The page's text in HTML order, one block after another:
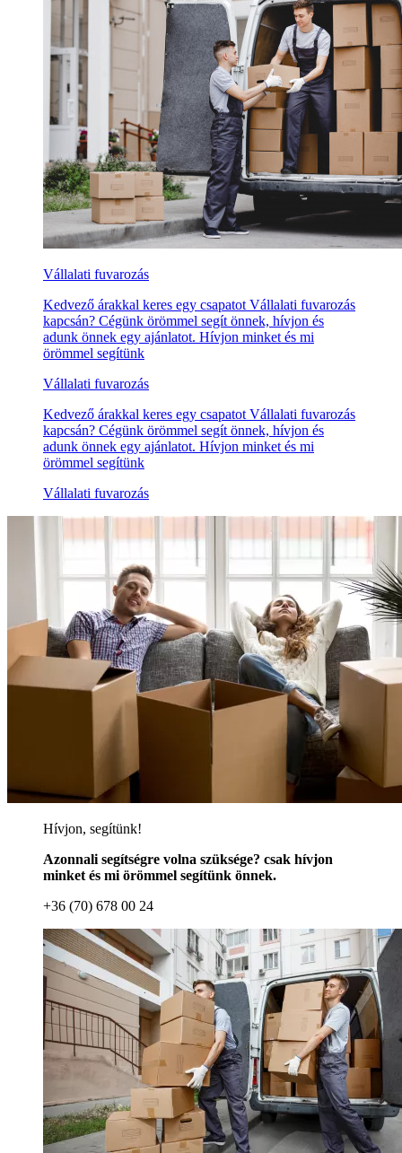
Vállalati fuvarozás
Kedvező árakkal keres egy csapatot Vállalati fuvarozás
kapcsán? Cégünk örömmel segít önnek, hívjon és
adunk önnek egy ajánlatot. Hívjon minket és mi
örömmel segítünk
Vállalati fuvarozás
Kedvező árakkal keres egy csapatot Vállalati fuvarozás
kapcsán? Cégünk örömmel segít önnek, hívjon és
adunk önnek egy ajánlatot. Hívjon minket és mi
örömmel segítünk
Vállalati fuvarozás
Hívjon, segítünk!
Azonnali segítségre volna szüksége? csak hívjon
minket és mi örömmel segítünk önnek.
+36 (70) 678 00 24